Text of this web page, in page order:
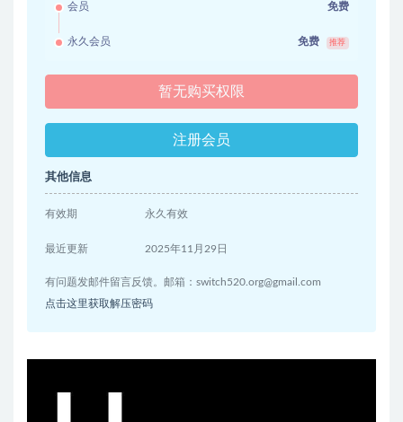
会员 免费
永久会员 免费 推荐
暂无购买权限
注册会员
其他信息
有效期 永久有效
最近更新 2025年11月29日
有问题发邮件留言反馈。邮箱： switch520.org@gmail.com
点击这里获取解压密码